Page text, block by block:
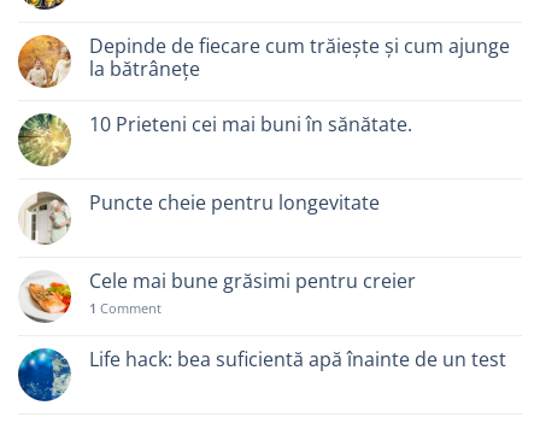
Depinde de fiecare cum trăiește și cum ajunge
la bătrânețe
10 Prieteni cei mai buni în sănătate.
Puncte cheie pentru longevitate
Cele mai bune grăsimi pentru creier
1 Comment
Life hack: bea suficientă apă înainte de un test